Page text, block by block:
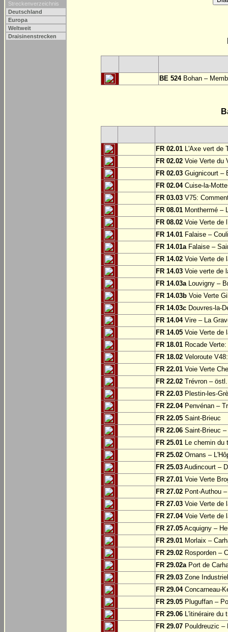
Streckenverzeichnis
Deutschland
Europa
Weltweit
Draisinenstrecken
BE 524Bohan –
FR 02.01 L'Axe vert de
FR 02.02 Voie Verte du
FR 02.03 Guignicourt –
FR 02.04Cuise-la-
FR 03.03 V75:
FR 08.01 Monthermé –
FR 08.02 Voie Verte de
FR 14.01 Falaise –
FR 14.01aFalaise –
FR 14.02 Voie Verte de
FR 14.03 Voie verte de
FR 14.03aLouvigny –
FR 14.03b Voie Verte
FR 14.03c Douvres-la-
FR 14.04Vire – La
FR 14.05 Voie Verte de
FR 18.01 Rocade
FR 18.02 Veloroute
FR 22.01 Voie Verte
FR 22.02 Trévron –
FR 22.03 Plestin-les-
FR 22.04Penvénan –
FR 22.05 Saint-Brieuc
FR 22.06 Saint-Brieuc
FR 25.01 Le chemin du
FR 25.02 Ornans –
FR 25.03 Audincourt –
FR 27.01 Voie Verte
FR 27.02 Pont-Authou
FR 27.03 Voie Verte de
FR 27.04Voie Verte de
FR 27.05 Acquigny –
FR 29.01 Morlaix –
FR 29.02 Rosporden –
FR 29.02aPort de
FR 29.03 Zone
FR 29.04Concarneau-
FR 29.05 Pluguffan –
FR 29.06 L'itinéraire du
FR 29.07 Pouldreuzic –